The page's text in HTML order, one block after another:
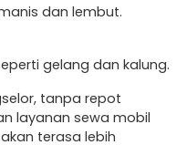
dan lembut.
gelang dan kalung.
tanpa repot
layanan sewa mobil
terasa lebih